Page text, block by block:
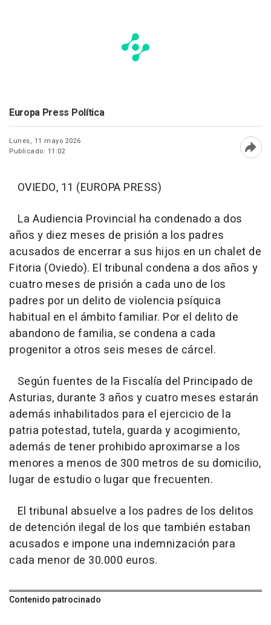
Europa Press Política
Lunes, 11 mayo 2026
Publicado: 11:02
OVIEDO, 11 (EUROPA PRESS)
La Audiencia Provincial ha condenado a dos
años y diez meses de prisión a los padres
acusados de encerrar a sus hijos en un chalet de
Fitoria (Oviedo). El tribunal condena a dos años y
cuatro meses de prisión a cada uno de los
padres por un delito de violencia psíquica
habitual en el ámbito familiar. Por el delito de
abandono de familia, se condena a cada
progenitor a otros seis meses de cárcel.
Según fuentes de la Fiscalía del Principado de
Asturias, durante 3 años y cuatro meses estarán
además inhabilitados para el ejercicio de la
patria potestad, tutela, guarda y acogimiento,
además de tener prohibido aproximarse a los
menores a menos de 300 metros de su domicilio,
lugar de estudio o lugar que frecuenten.
El tribunal absuelve a los padres de los delitos
de detención ilegal de los que también estaban
acusados e impone una indemnización para
cada menor de 30.000 euros.
Contenido patrocinado